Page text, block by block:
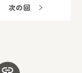
次の回